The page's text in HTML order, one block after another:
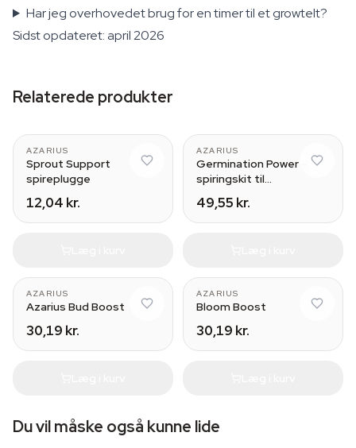
Har jeg overhovedet brug for en timer til et growtelt?
Sidst opdateret: april 2026
Relaterede produkter
AZARIUS
Sprout Support
spireplugge
12,04 kr.
AZARIUS
Germination Power -
spiringskit til
cannabisfrø
49,55 kr.
AZARIUS
Azarius Bud Boost
30,19 kr.
AZARIUS
Bloom Boost
30,19 kr.
Du vil måske også kunne lide